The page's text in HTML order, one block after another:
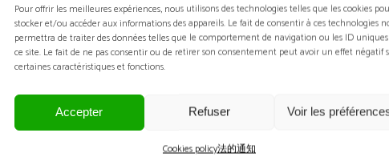
Pour offrir les meilleures expériences, nous utilisons des technologies telles que les cookies
stocker et/ou accéder aux informations des appareils. Le fait de consentir à ces technologies
permettra de traiter des données telles que le comportement de navigation ou les ID
ce site. Le fait de ne pas consentir ou de retirer son consentement peut avoir un effet négatif
certaines caractéristiques et fonctions.
Accepter Refuser Voir les
Cookies policy法的通知
トクチュール刺繍部門）によるハンドメード オートクチュール
、ゴールド
、ゴールド